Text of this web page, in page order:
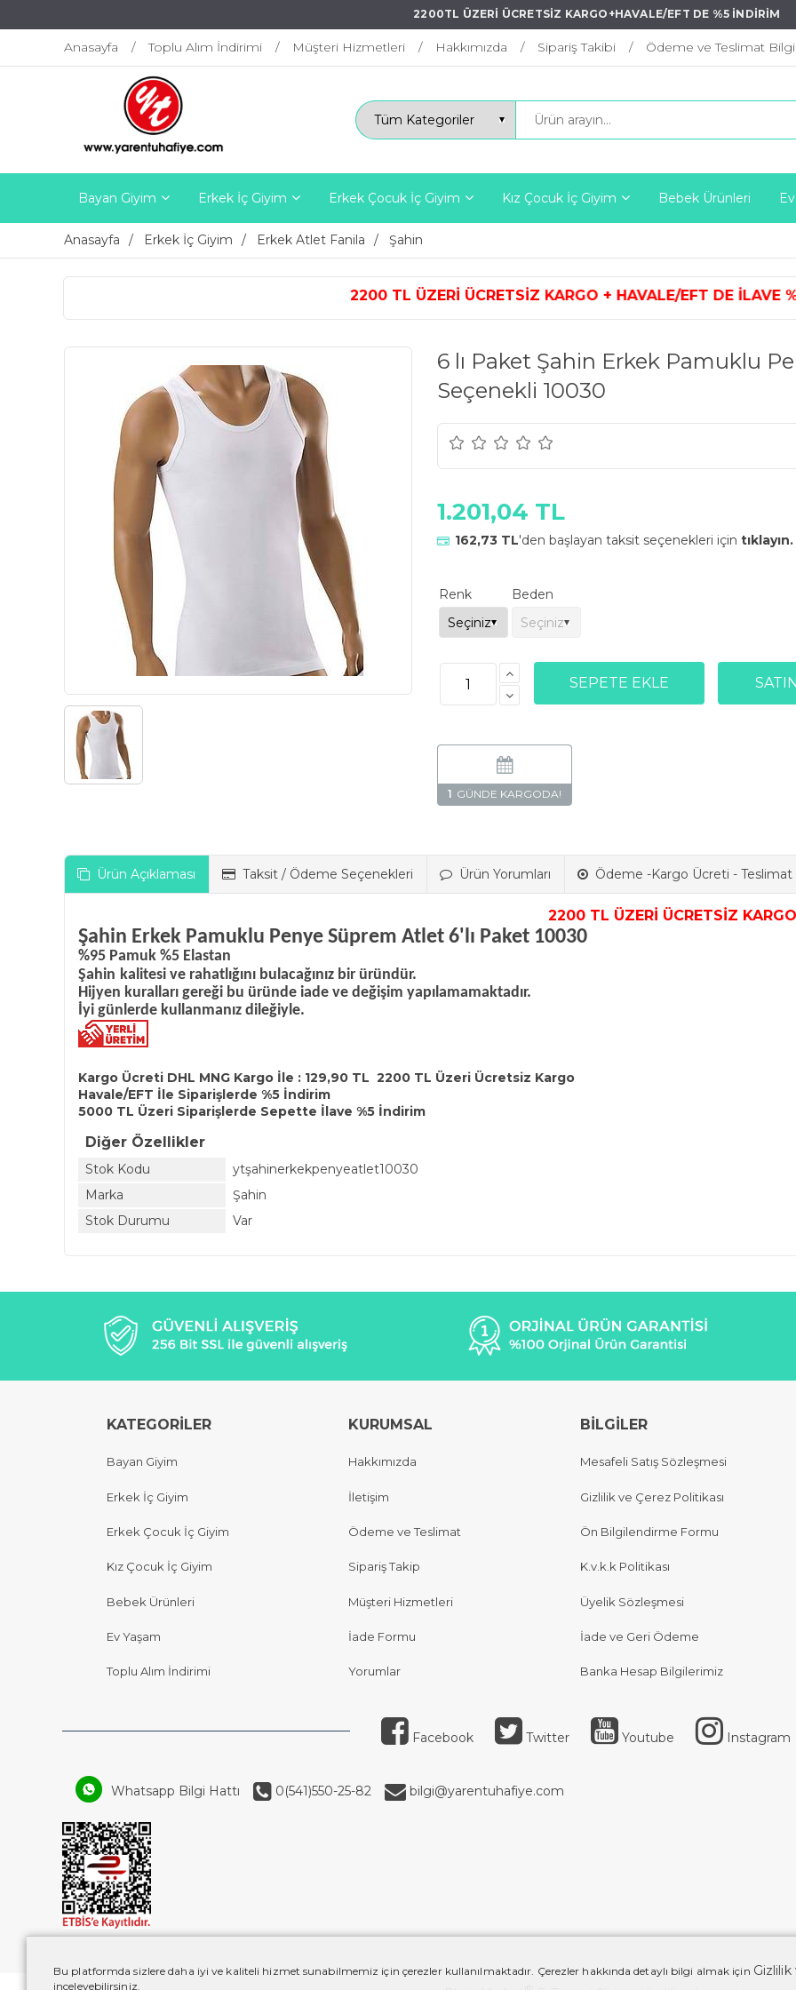
2200TL ÜZERİ ÜCRETSİZ KARGO+HAVALE/EFT DE %5 İNDİRİM
Anasayfa Toplu Alım İndirimi Müşteri Hizmetleri Hakkımızda Sipariş Takibi Ödeme ve Teslimat
Bayan Giyim Erkek İç Giyim Erkek Çocuk İç Giyim Kız Çocuk İç Giyim Bebek Ürünleri
Anasayfa Erkek İç Giyim Erkek Atlet Fanila Şahin
2200 TL ÜZERİ ÜCRETSİZ KARGO + HAVALE/EFT DE İLAVE %5
6 lı Paket Şahin Erkek Pamuklu
Seçenekli 10030
1.201,04 TL
162,73 TL'den başlayan taksit seçenekleri için tıklayın.
Renk Beden
1
Ürün Açıklaması Taksit / Ödeme Seçenekleri Ürün Yorumları Ödeme -Kargo Ücreti - Teslimat
2200 TL ÜZERİ ÜCRETSİZ KARGO
Şahin Erkek Pamuklu Penye Süprem Atlet 6'lı Paket 10030
%95 Pamuk %5 Elastan
Şahin kalitesi ve rahatlığını bulacağınız bir üründür.
Hijyen kuralları gereği bu üründe iade ve değişim yapılamamaktadır.
İyi günlerde kullanmanız dileğiyle.
Kargo Ücreti DHL MNG Kargo İle : 129,90 TL 2200 TL Üzeri Ücretsiz Kargo
Havale/EFT İle Siparişlerde %5 İndirim
5000 TL Üzeri Siparişlerde Sepette İlave %5 İndirim
Diğer Özellikler
Stok Kodu
ytşahinerkekpenyeatlet10030
Marka
Şahin
Stok Durumu
Var
KATEGORİLER
Bayan Giyim
Erkek İç Giyim
Erkek Çocuk İç Giyim
Kız Çocuk İç Giyim
Bebek Ürünleri
Ev Yaşam
Toplu Alım İndirimi
KURUMSAL
Hakkımızda
İletişim
Ödeme ve Teslimat
Sipariş Takip
Müşteri Hizmetleri
İade Formu
Yorumlar
BİLGİLER
Mesafeli Satış Sözleşmesi
Gizlilik ve Çerez Politikası
Ön Bilgilendirme Formu
K.v.k.k Politikası
Üyelik Sözleşmesi
İade ve Geri Ödeme
Banka Hesap Bilgilerimiz
Facebook Twitter Youtube Instagram
Whatsapp Bilgi Hattı 0(541)550-25-82 bilgi@yarentuhafiye.com
Bu platformda sizlere daha iyi ve kaliteli hizmet sunabilmemiz için çerezler kullanılmaktadır. Çerezler hakkında detaylı bilgi almak için Gizlilik
inceleyebilirsiniz.